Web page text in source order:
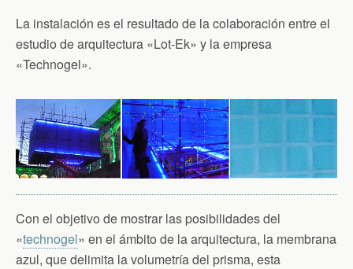
La instalación es el resultado de la colaboración entre el
estudio de arquitectura «Lot-Ek» y la empresa
«Technogel».
Con el objetivo de mostrar las posibilidades del
«technogel» en el ámbito de la arquitectura, la membrana
azul, que delimita la volumetría del prisma, esta